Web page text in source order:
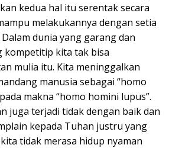
kedua hal itu serentak secara
melakukannya dengan setia
dunia yang garang dan
kompetitip kita tak bisa
mulia itu. Kita meninggalkan
manusia sebagai “homo
makna “homo homini lupus”.
juga terjadi tidak dengan baik dan
kepada Tuhan justru yang
tidak merasa hidup nyaman